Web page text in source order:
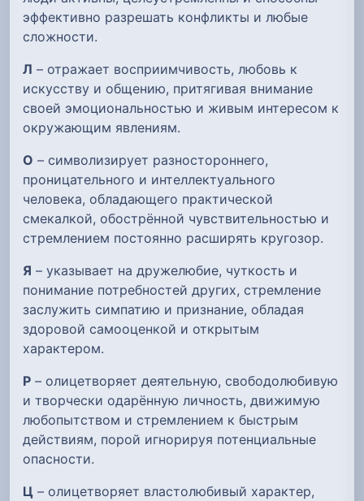
эффективно разрешать конфликты и любые
сложности.
Л – отражает восприимчивость, любовь к
искусству и общению, притягивая внимание
своей эмоциональностью и живым интересом к
окружающим явлениям.
О – символизирует разностороннего,
проницательного и интеллектуального
человека, обладающего практической
смекалкой, обострённой чувствительностью и
стремлением постоянно расширять кругозор.
Я – указывает на дружелюбие, чуткость и
понимание потребностей других, стремление
заслужить симпатию и признание, обладая
здоровой самооценкой и открытым
характером.
Р – олицетворяет деятельную, свободолюбивую
и творчески одарённую личность, движимую
любопытством и стремлением к быстрым
действиям, порой игнорируя потенциальные
опасности.
Ц – олицетворяет властолюбивый характер,